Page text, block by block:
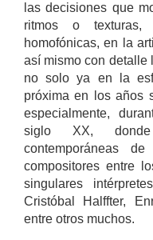
las decisiones que
ritmos o texturas,
homofónicas, en la
así mismo con detalle
no solo ya en la
próxima en los años
especialmente,
siglo XX,
contemporáneas
compositores entre
singulares
Cristóbal Halffter,
entre otros muchos.